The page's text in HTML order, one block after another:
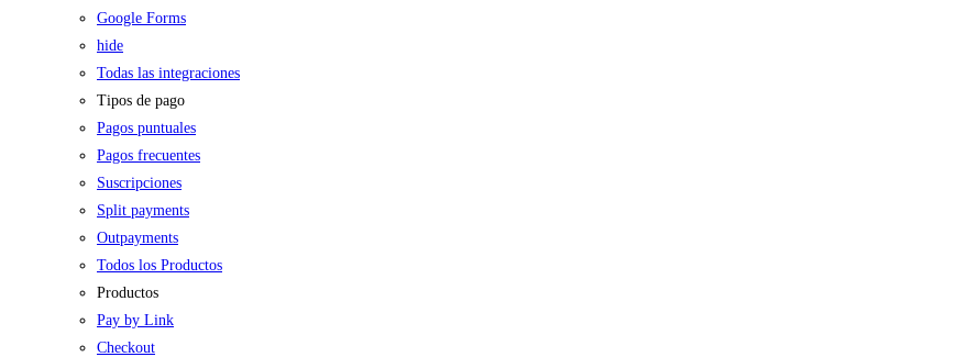
Google Forms
hide
Todas las integraciones
Tipos de pago
Pagos puntuales
Pagos frecuentes
Suscripciones
Split payments
Outpayments
Todos los Productos
Productos
Pay by Link
Checkout